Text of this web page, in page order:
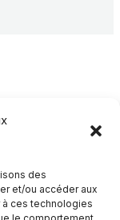
des
et/ou accéder aux
ces technologies